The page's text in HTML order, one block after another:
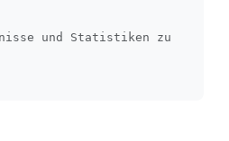
und Statistiken zu